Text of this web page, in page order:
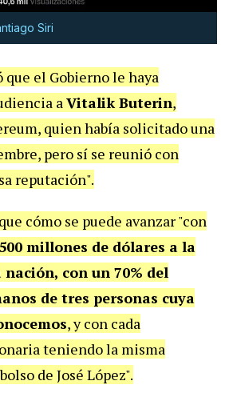
Siri
que el Gobierno le haya
a Vitalik Buterin,
quien había solicitado una
pero sí se reunió con
reputación".
cómo se puede avanzar "con
millones de dólares a la
con un 70% del
de tres personas cuya
, y con cada
teniendo la misma
de José López".